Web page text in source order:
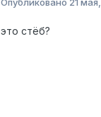
это стёб?